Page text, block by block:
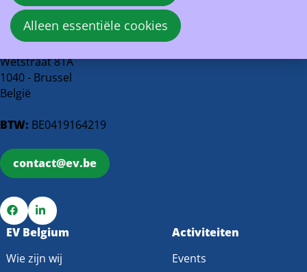
bericht
Terug naar overzicht
EV Belgium vzw
Wetstraat 81A
1040 - Brussel
België
BTW: BE0419164219
contact@ev.be
Ga
Facebook
Ga
LinkedIn
EV Belgium
Wie zijn wij
Activiteiten
Events
Alleen essentiële cookies